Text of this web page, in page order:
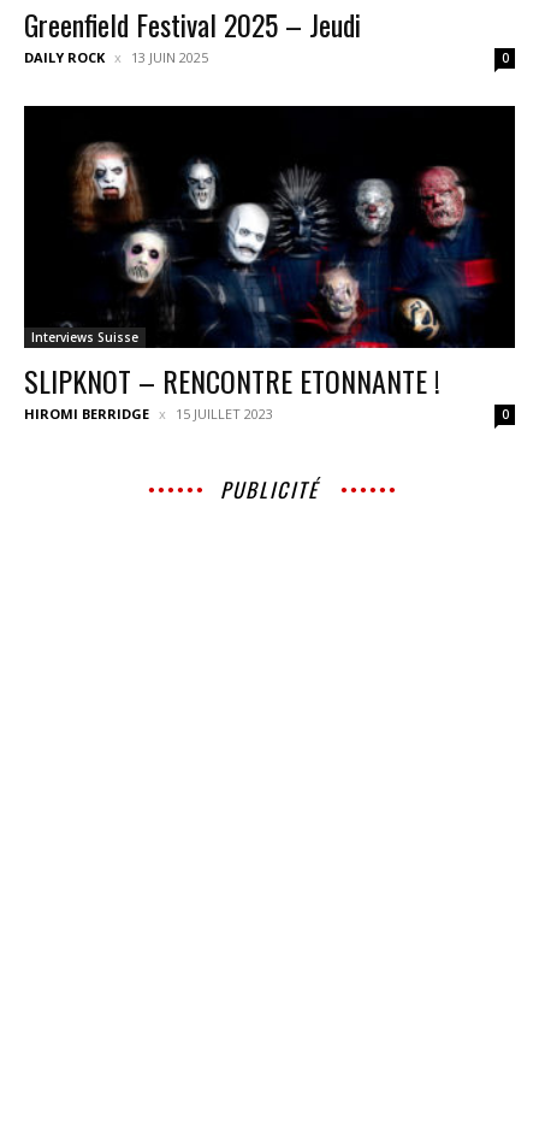
Greenfield Festival 2025 – Jeudi
DAILY ROCK 13 JUIN 2025 0
Interviews Suisse
SLIPKNOT – RENCONTRE ETONNANTE !
HIROMI BERRIDGE 15 JUILLET 2023 0
PUBLICITÉ